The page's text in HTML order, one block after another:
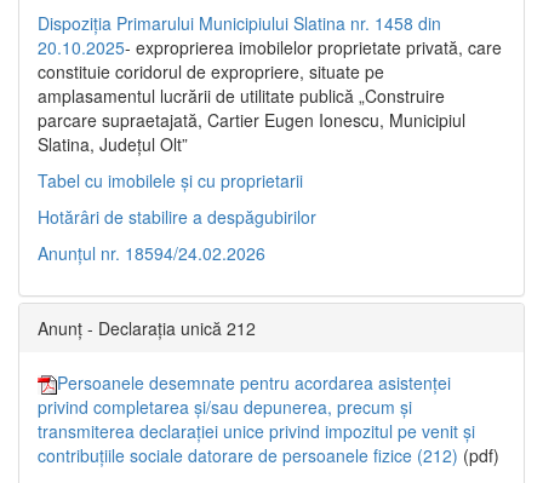
Dispoziția Primarului Municipiului Slatina nr. 1458 din
20.10.2025- exproprierea imobilelor proprietate privată, care
constituie coridorul de expropriere, situate pe
amplasamentul lucrării de utilitate publică „Construire
parcare supraetajată, Cartier Eugen Ionescu, Municipiul
Slatina, Județul Olt”
Tabel cu imobilele și cu proprietarii
Hotărâri de stabilire a despăgubirilor
Anunțul nr. 18594/24.02.2026
Anunț - Declarația unică 212
Persoanele desemnate pentru acordarea asistenței
privind completarea și/sau depunerea, precum și
transmiterea declarației unice privind impozitul pe venit și
contribuțiile sociale datorare de persoanele fizice (212) (pdf)